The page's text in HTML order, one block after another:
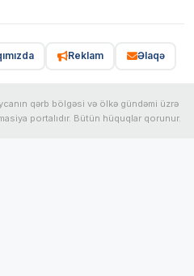
Reklam Əlaqə
qərb bölgəsi və ölkə gündəmi üzrə
portalıdır. Bütün hüquqlar qorunur.